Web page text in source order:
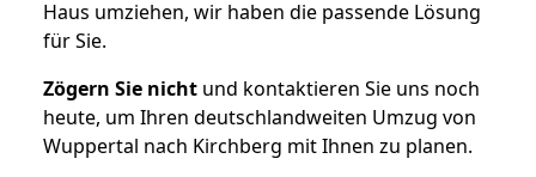
Haus umziehen, wir haben die passende Lösung
für Sie.
Zögern Sie nicht und kontaktieren Sie uns noch
heute, um Ihren deutschlandweiten Umzug von
Wuppertal nach Kirchberg mit Ihnen zu planen.